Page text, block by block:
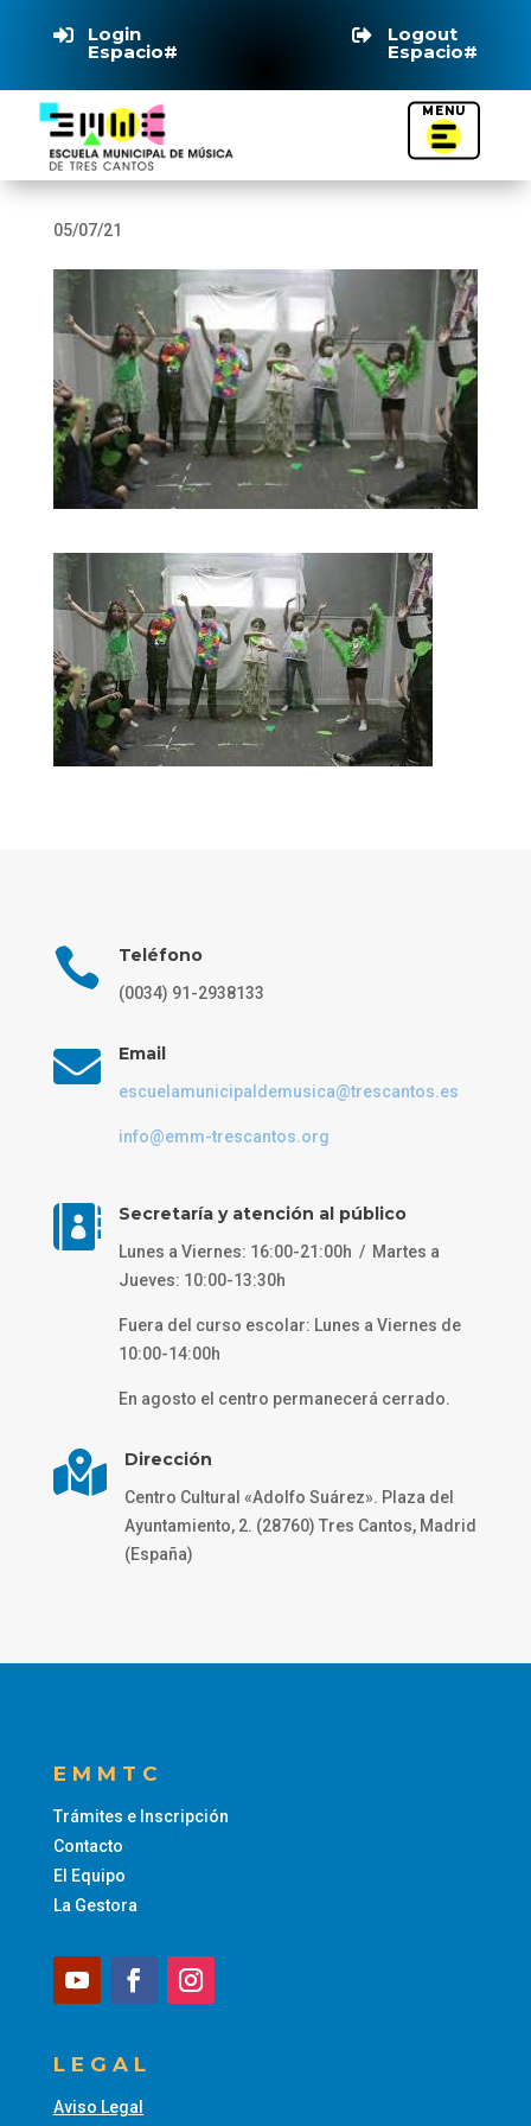
 Login
Espacio#
 Logout
Espacio#
05/07/21
 Teléfono
(0034) 91-2938133
 Email
escuelamunicipaldemusica@trescantos.es
info@emm-trescantos.org
 Secretaría y atención al público
Lunes a Viernes: 16:00-21:00h / Martes a
Jueves: 10:00-13:30h
Fuera del curso escolar: Lunes a Viernes de
10:00-14:00h
En agosto el centro permanecerá cerrado.
 Dirección
Centro Cultural «Adolfo Suárez». Plaza del
Ayuntamiento, 2. (28760) Tres Cantos, Madrid
(España)
EMMTC
Trámites e Inscripción
Contacto
El Equipo
La Gestora
LEGAL
Aviso Legal